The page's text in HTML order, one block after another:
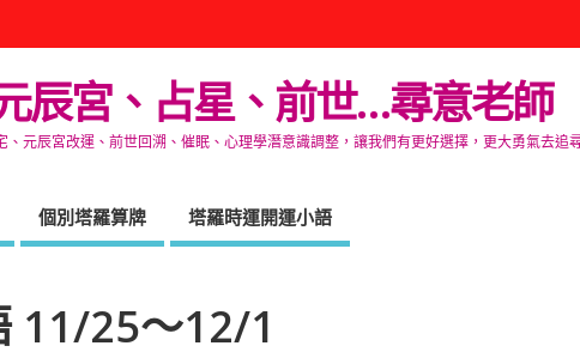
辰宮、占星、前世…尋意老師
元辰宮改運、前世回溯、催眠、心理學潛意識調整，讓我們有更好選擇，更大勇氣去
個別塔羅算牌 塔羅時運開運小語
11/25～12/1